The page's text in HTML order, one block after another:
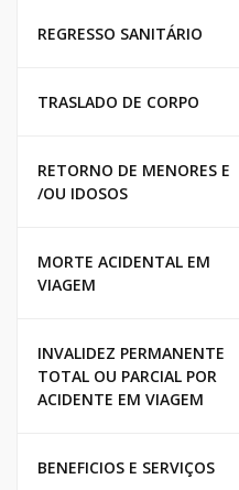
REGRESSO SANITÁRIO
TRASLADO DE CORPO
RETORNO DE MENORES E
/OU IDOSOS
MORTE ACIDENTAL EM
VIAGEM
INVALIDEZ PERMANENTE
TOTAL OU PARCIAL POR
ACIDENTE EM VIAGEM
BENEFICIOS E SERVIÇOS